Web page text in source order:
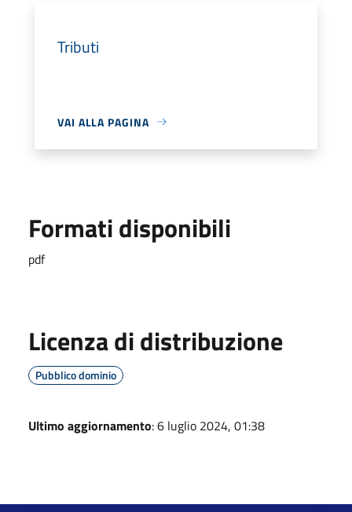
Tributi
VAI ALLA PAGINA
Formati disponibili
pdf
Licenza di distribuzione
Pubblico dominio
Ultimo aggiornamento: 6 luglio 2024, 01:38